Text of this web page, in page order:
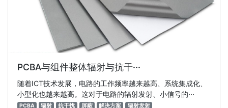
PCBA与组件整体辐射与抗干···
随着ICT技术发展，电路的工作频率越来越高、系统集成化、
小型化也越来越高。这对于电路的辐射发射、小信号的···
PCBA 辐射 抗干扰 屏蔽 解决方案 辐射发射